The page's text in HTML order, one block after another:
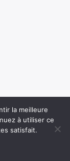
la meilleure
à utiliser ce
satisfait.